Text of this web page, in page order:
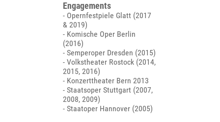
Engagements
- Opernfestpiele Glatt (2017
& 2019)
- Komische Oper Berlin
(2016)
- Semperoper Dresden (2015)
- Volkstheater Rostock (2014,
2015, 2016)
- Konzerttheater Bern 2013
- Staatsoper Stuttgart (2007,
2008, 2009)
- Staatoper Hannover (2005)